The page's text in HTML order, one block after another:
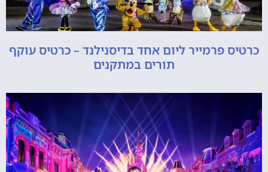
כרטיס פרמייר ליום אחד בדיסנילנד – כרטיס עוקף
תורים במתקנים